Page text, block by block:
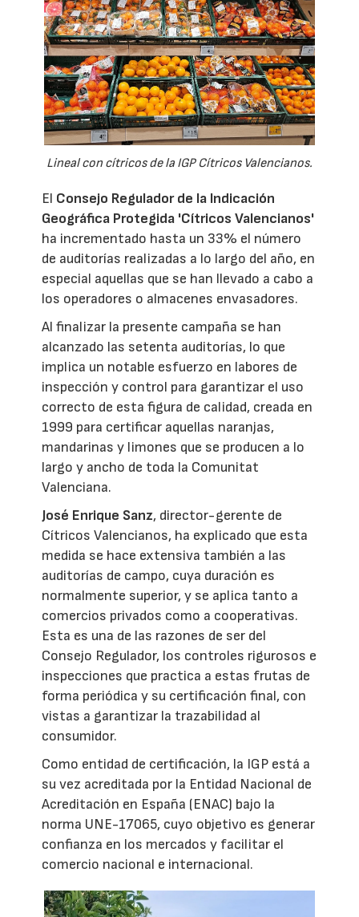
Lineal con cítricos de la IGP Cítricos Valencianos.
El Consejo Regulador de la Indicación
Geográfica Protegida 'Cítricos Valencianos'
ha incrementado hasta un 33% el número
de auditorías realizadas a lo largo del año, en
especial aquellas que se han llevado a cabo a
los operadores o almacenes envasadores.
Al finalizar la presente campaña se han
alcanzado las setenta auditorías, lo que
implica un notable esfuerzo en labores de
inspección y control para garantizar el uso
correcto de esta figura de calidad, creada en
1999 para certificar aquellas naranjas,
mandarinas y limones que se producen a lo
largo y ancho de toda la Comunitat
Valenciana.
José Enrique Sanz, director-gerente de
Cítricos Valencianos, ha explicado que esta
medida se hace extensiva también a las
auditorías de campo, cuya duración es
normalmente superior, y se aplica tanto a
comercios privados como a cooperativas.
Esta es una de las razones de ser del
Consejo Regulador, los controles rigurosos e
inspecciones que practica a estas frutas de
forma periódica y su certificación final, con
vistas a garantizar la trazabilidad al
consumidor.
Como entidad de certificación, la IGP está a
su vez acreditada por la Entidad Nacional de
Acreditación en España (ENAC) bajo la
norma UNE-17065, cuyo objetivo es generar
confianza en los mercados y facilitar el
comercio nacional e internacional.